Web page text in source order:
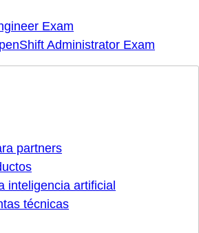
Exam
Administrator Exam
partners
inteligencia artificial
técnicas